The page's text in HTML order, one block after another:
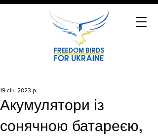
Акумулятори із
сонячною батареєю,
19 січ. 2023 р.